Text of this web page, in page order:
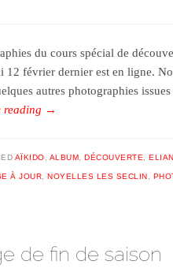
du cours spécial de
12 février dernier est en ligne.
autres photographies
reading →
AÏKIDO ALBUM ,DÉCOUVERTE ,
À JOUR ,NOYELLES LES SECLIN
de fin de saison